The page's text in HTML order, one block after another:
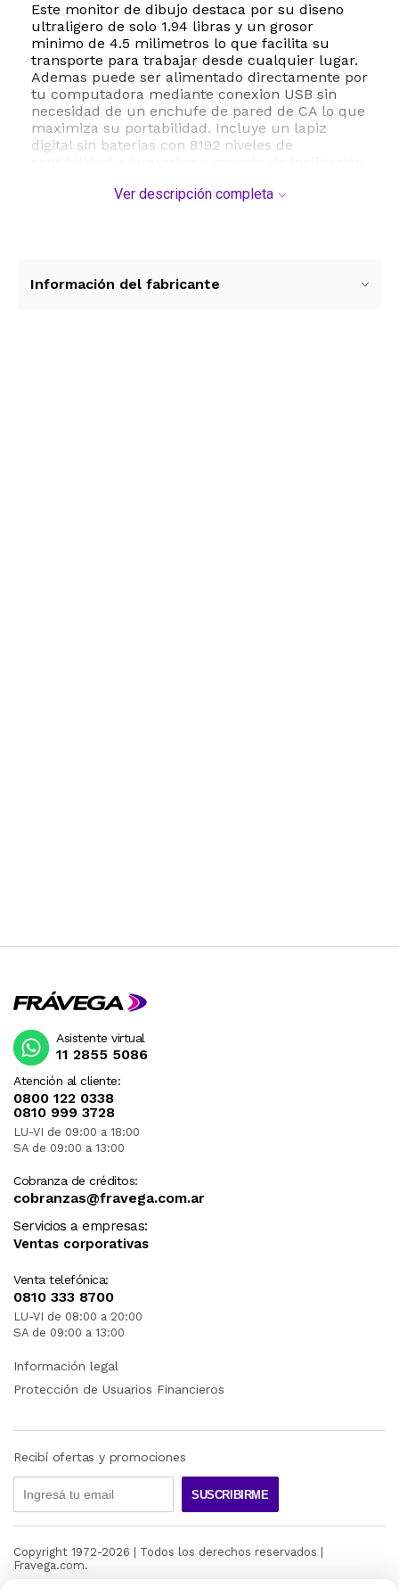
Este monitor de dibujo destaca por su diseno
ultraligero de solo 1.94 libras y un grosor
minimo de 4.5 milimetros lo que facilita su
transporte para trabajar desde cualquier lugar.
Ademas puede ser alimentado directamente por
tu computadora mediante conexion USB sin
necesidad de un enchufe de pared de CA lo que
maximiza su portabilidad. Incluye un lapiz
digital sin baterias con 8192 niveles de
y detallados.
Android compatibles con modo de escritorio.
Ver descripción completa
Información del fabricante
Atención al cliente:
0800 122 0338
0810 999 3728
LU-VI de 09:00 a 18:00
SA de 09:00 a 13:00
Cobranza de créditos:
cobranzas@fravega.com.ar
Servicios a empresas:
Ventas corporativas
Venta telefónica:
0810 333 8700
LU-VI de 08:00 a 20:00
SA de 09:00 a 13:00
Asistente virtual
11 2855 5086
Información legal
Protección de Usuarios Financieros
Recibí ofertas y promociones
SUSCRIBIRME
Copyright 1972-2026 | Todos los derechos reservados |
Fravega.com.